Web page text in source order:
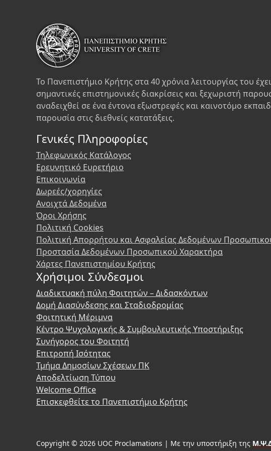
Το Πανεπιστήμιο Κρήτης στα 40 χρόνια λειτουργίας του
σημαντικές επιστημονικές διακρίσεις και ξεχωριστή
αναδειχθεί σε ένα έντονα εξωστρεφές και καινοτόμο
παρουσία στις διεθνείς κατατάξεις.
Γενικές Πληροφορίες
Τηλεφωνικός Κατάλογος
Ερευνητικό Ευρετήριο
Επικοινωνία
Δωρεές/χορηγίες
Ανοιχτά Δεδομένα
Όροι Χρήσης
Πολιτική Cookies
Πολιτική Απορρήτου και Ασφαλείας Δεδομένων
Προστασία Δεδομένων Προσωπικού Χαρακτήρα
Χάρτες Πανεπιστημίου Κρήτης
Χρήσιμοι Σύνδεσμοι
Διαδικτυακή πύλη Φοιτητών – Διδασκόντων
Δομή Διασύνδεσης και Σταδιοδρομίας
Φοιτητική Μέριμνα
Κέντρο Ψυχολογικής & Συμβουλευτικής Υποστήριξης
Συνήγορος του Φοιτητή
Επιτροπή Ισότητας
Τμήμα Δημοσίων Σχέσεων ΠΚ
Αποδελτίωση Τύπου
Welcome Office
Επισκεφθείτε το Πανεπιστήμιο Κρήτης
Copyright © 2026 UOC Proclamations | Με την υποστήριξη της